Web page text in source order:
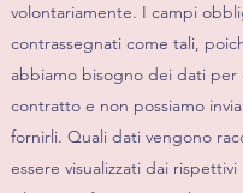
volontariamente. I campi
contrassegnati come tali,
abbiamo bisogno dei dati per
contratto e non possiamo
fornirli. Quali dati vengono
essere visualizzati dai